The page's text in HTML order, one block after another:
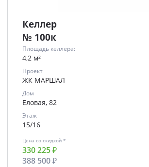
Келлер
№ 100к
Площадь келлера:
4,2 м²
Проект
ЖК МАРШАЛ
Дом
Еловая, 82
Этаж
15/16
Цена со скидкой *
330 225 ₽
388 500 ₽